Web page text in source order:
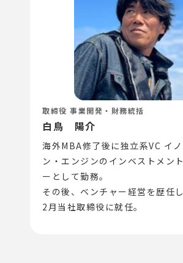
取締役 事業開発・財務統括
白鳥 陽介
海外MBA修了後に独立系VC イ
ン・エンジンのインベストメン
ーとして勤務。
その後、ベンチャー経営を歴任
2月当社取締役に就任。